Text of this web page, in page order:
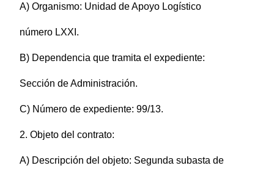
A) Organismo: Unidad de Apoyo Logístico
número LXXI.
B) Dependencia que tramita el expediente:
Sección de Administración.
C) Número de expediente: 99/13.
2. Objeto del contrato:
A) Descripción del objeto: Segunda subasta de